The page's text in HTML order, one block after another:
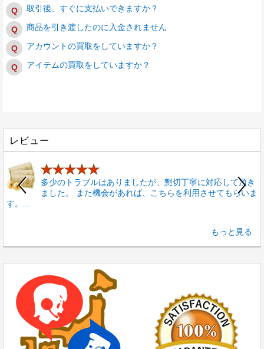
取引後、すぐに支払いできますか？
商品を引き渡したのに入金されません
アカウントの買取をしていますか？
アイテムの買取をしていますか？
レビュー
★★★★★
多少のトラブルはありましたが、懇切丁寧に対応して頂き
ました。 また機会があれば、こちらを利用させてもらいま
す。...
もっと見る